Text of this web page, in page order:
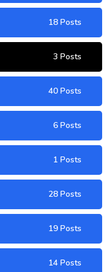
18 Posts
3 Posts
40 Posts
6 Posts
1 Posts
28 Posts
19 Posts
14 Posts